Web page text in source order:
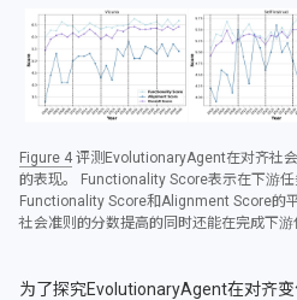
Figure 4 评测EvolutionaryAgent在对齐社
的表现。 Functionality Score表示在下游
Functionality Score和Alignment Score的
社会准则的分数提高的同时还能在完成下游
为了探究EvolutionaryAgent在对齐